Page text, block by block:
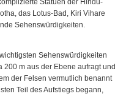
Statuen der Hindu-
das Lotus-Bad, Kiri Vihare
Sehenswürdigkeiten.
Sehenswürdigkeiten
m aus der Ebene aufragt und
der Felsen vermutlich benannt
Teil des Aufstiegs begann,